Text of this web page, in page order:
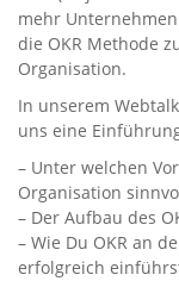
mehr
die OKR Methode
Organisation.
In unserem
uns eine
– Unter welchen
Organisation
– Der Aufbau des
– Wie Du OKR an
erfolgreich